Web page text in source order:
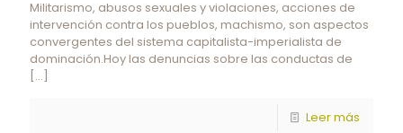
Militarismo, abusos sexuales y violaciones, acciones de
intervención contra los pueblos, machismo, son aspectos
convergentes del sistema capitalista-imperialista de
dominación.Hoy las denuncias sobre las conductas de
[…]
Leer más